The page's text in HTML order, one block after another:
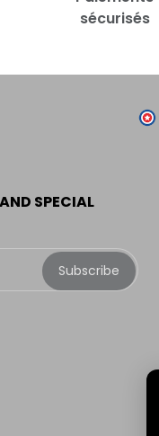
sécurisés
SPECIAL
Subscribe